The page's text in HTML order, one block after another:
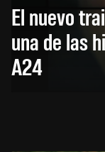
El nuevo
una de las
A24